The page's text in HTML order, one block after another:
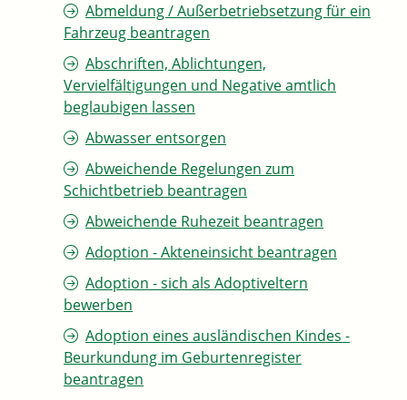
Abmeldung / Außerbetriebsetzung für ein
Fahrzeug beantragen
Abschriften, Ablichtungen,
Vervielfältigungen und Negative amtlich
beglaubigen lassen
Abwasser entsorgen
Abweichende Regelungen zum
Schichtbetrieb beantragen
Abweichende Ruhezeit beantragen
Adoption - Akteneinsicht beantragen
Adoption - sich als Adoptiveltern
bewerben
Adoption eines ausländischen Kindes -
Beurkundung im Geburtenregister
beantragen